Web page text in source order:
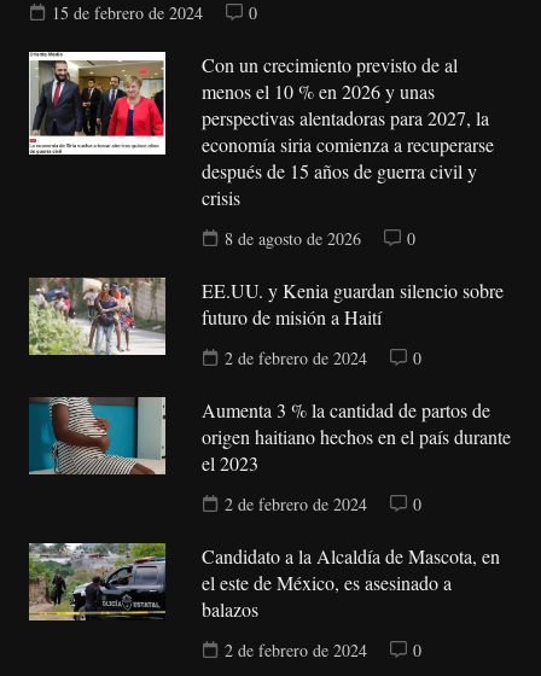
15 de febrero de 2024 0
Con un crecimiento previsto de al
menos el 10 % en 2026 y unas
perspectivas alentadoras para 2027, la
economía siria comienza a recuperarse
después de 15 años de guerra civil y
crisis
8 de agosto de 2026 0
EE.UU. y Kenia guardan silencio sobre
futuro de misión a Haití
2 de febrero de 2024 0
Aumenta 3 % la cantidad de partos de
origen haitiano hechos en el país durante
el 2023
2 de febrero de 2024 0
Candidato a la Alcaldía de Mascota, en
el este de México, es asesinado a
balazos
2 de febrero de 2024 0